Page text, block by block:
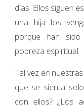
días. Ellos siguen
una hija los
porque han sido
pobreza espiritual.
Tal vez en
que se sienta
con ellos? ¿Los